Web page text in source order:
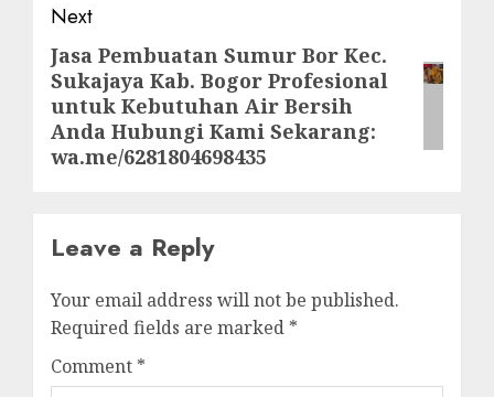
Next
Next
post:
Jasa Pembuatan Sumur Bor Kec.
Sukajaya Kab. Bogor Profesional
untuk Kebutuhan Air Bersih
Anda Hubungi Kami Sekarang:
wa.me/6281804698435
Leave a Reply
Your email address will not be published.
Required fields are marked *
Comment *